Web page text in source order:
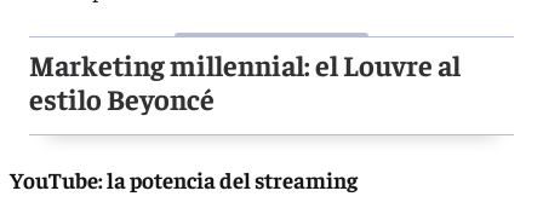
Marketing millennial: el Louvre al
estilo Beyoncé
YouTube: la potencia del streaming